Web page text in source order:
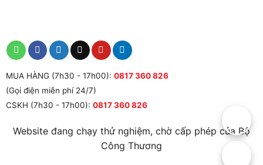
MUA HÀNG (7h30 - 17h00): 0817 360 826
(Gọi điện miễn phí 24/7)
CSKH (7h30 - 17h00): 0817 360 826
Website đang chạy thử nghiệm, chờ cấp phép của Bộ
Công Thương